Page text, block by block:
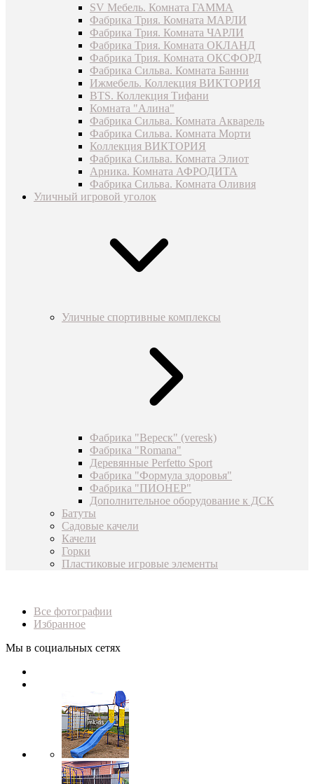
SV Мебель. Комната ГАММА
Фабрика Трия. Комната МАРЛИ
Фабрика Трия. Комната ЧАРЛИ
Фабрика Трия. Комната ОКЛАНД
Фабрика Трия. Комната ОКСФОРД
Фабрика Сильва. Комната Банни
Ижмебель. Коллекция ВИКТОРИЯ
BTS. Коллекция Тифани
Комната "Алина"
Фабрика Сильва. Комната Акварель
Фабрика Сильва. Комната Морти
Коллекция ВИКТОРИЯ
Фабрика Сильва. Комната Элиот
Арника. Комната АФРОДИТА
Фабрика Сильва. Комната Оливия
Уличный игровой уголок
Уличные спортивные комплексы
Фабрика "Вереск" (veresk)
Фабрика "Romana"
Деревянные Perfetto Sport
Фабрика "Формула здоровья"
Фабрика "ПИОНЕР"
Дополнительное оборудование к ДСК
Батуты
Садовые качели
Качели
Горки
Пластиковые игровые элементы
Все фотографии
Избранное
Мы в социальных сетях